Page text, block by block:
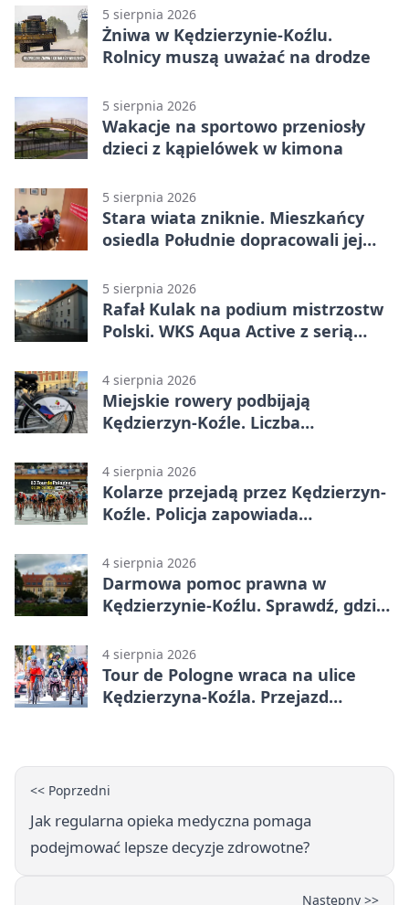
5 sierpnia 2026
Żniwa w Kędzierzynie-Koźlu.
Rolnicy muszą uważać na drodze
5 sierpnia 2026
Wakacje na sportowo przeniosły
dzieci z kąpielówek w kimona
5 sierpnia 2026
Stara wiata zniknie. Mieszkańcy
osiedla Południe dopracowali jej
5 sierpnia 2026
Rafał Kulak na podium mistrzostw
Polski. WKS Aqua Active z serią
4 sierpnia 2026
Miejskie rowery podbijają
Kędzierzyn-Koźle. Liczba
4 sierpnia 2026
Kolarze przejadą przez Kędzierzyn-
Koźle. Policja zapowiada
4 sierpnia 2026
Darmowa pomoc prawna w
Kędzierzynie-Koźlu. Sprawdź, gdzie
4 sierpnia 2026
Tour de Pologne wraca na ulice
Kędzierzyna-Koźla. Przejazd
<< Poprzedni
Jak regularna opieka medyczna pomaga
podejmować lepsze decyzje zdrowotne?
Następny >>